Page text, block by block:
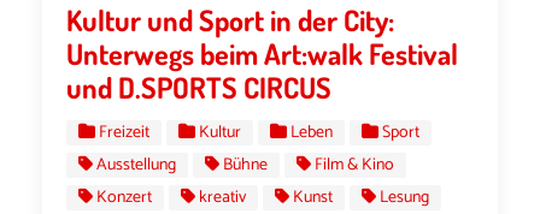
Kultur und Sport in der City:
Unterwegs beim Art:walk Festival
und D.SPORTS CIRCUS
Freizeit Kultur Leben
Sport
Ausstellung
Bühne
Film & Kino
Konzert
kreativ Kunst
Lesung